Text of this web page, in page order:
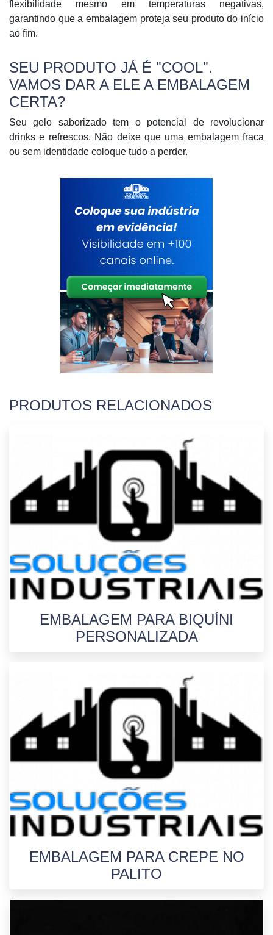
flexibilidade mesmo em temperaturas negativas,
garantindo que a embalagem proteja seu produto do início
ao fim.
SEU PRODUTO JÁ É "COOL".
VAMOS DAR A ELE A EMBALAGEM
CERTA?
Seu gelo saborizado tem o potencial de revolucionar
drinks e refrescos. Não deixe que uma embalagem fraca
ou sem identidade coloque tudo a perder.
PRODUTOS RELACIONADOS
EMBALAGEM PARA BIQUÍNI
PERSONALIZADA
EMBALAGEM PARA CREPE NO
PALITO